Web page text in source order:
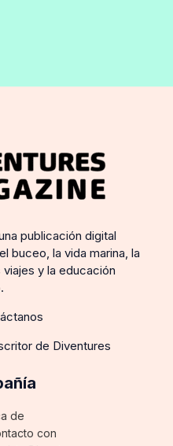
publicación digital
buceo, la vida marina, la
y la educación
de Diventures
de
con